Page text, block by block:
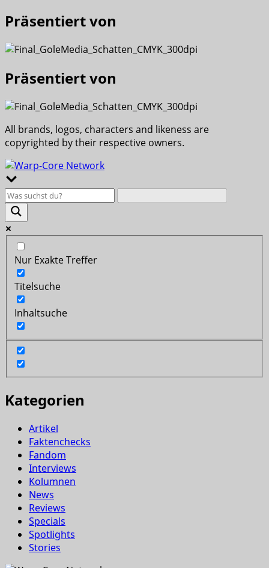
Präsentiert von
Präsentiert von
All brands, logos, characters and likeness are
copyrighted by their respective owners.
Nur Exakte Treffer
Titelsuche
Inhaltsuche
Kategorien
Artikel
Faktenchecks
Fandom
Interviews
Kolumnen
News
Reviews
Specials
Spotlights
Stories